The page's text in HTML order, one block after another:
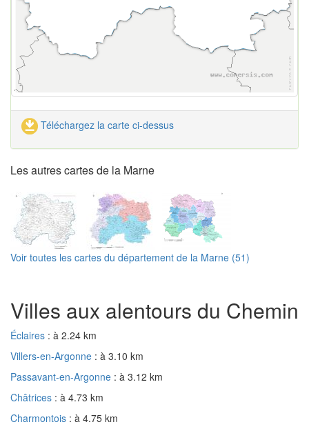
Téléchargez la carte ci-dessus
Les autres cartes de la Marne
Voir toutes les cartes du département de la Marne (51)
Villes aux alentours du Chemin
Éclaires : à 2.24 km
Villers-en-Argonne : à 3.10 km
Passavant-en-Argonne : à 3.12 km
Châtrices : à 4.73 km
Charmontois : à 4.75 km